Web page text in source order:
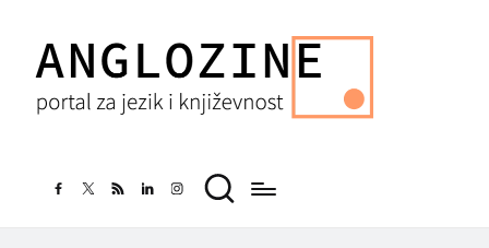
facebook.com
twitter.com
rss.comlinkedin.com
instagram.com